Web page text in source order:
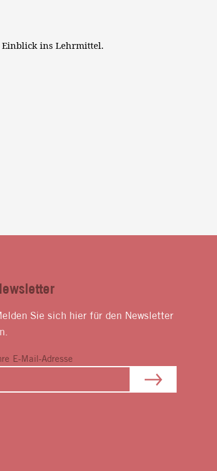
ins Lehrmittel.
Sie sich hier für den Newsletter
E-Mail-Adresse